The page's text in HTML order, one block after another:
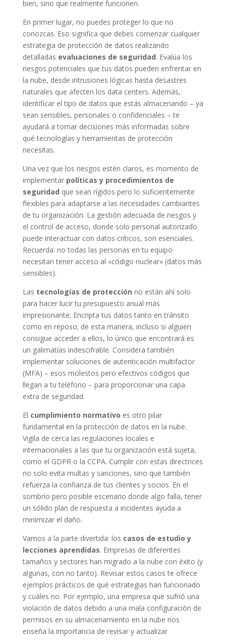
bien, sino que realmente funcionen.
En primer lugar, no puedes proteger lo que no
conozcas. Eso significa que debes comenzar cualquier
estrategia de protección de datos realizando
detalladas evaluaciones de seguridad. Evalúa los
riesgos potenciales que tus datos pueden enfrentar en
la nube, desde intrusiones lógicas hasta desastres
naturales que afecten los data centers. Además,
identificar el tipo de datos que estás almacenando – ya
sean sensibles, personales o confidenciales – te
ayudará a tomar decisiones más informadas sobre
qué tecnologías y herramientas de protección
necesitas.
Una vez que los riesgos estén claros, es momento de
implementar políticas y procedimientos de
seguridad que sean rígidos pero lo suficientemente
flexibles para adaptarse a las necesidades cambiantes
de tu organización. La gestión adecuada de riesgos y
el control de acceso, donde solo personal autorizado
puede interactuar con datos críticos, son esenciales.
Recuerda: no todas las personas en tu equipo
necesitan tener acceso al «código nuclear» (datos más
sensibles).
Las tecnologías de protección no están ahí solo
para hacer lucir tu presupuesto anual más
impresionante. Encripta tus datos tanto en tránsito
como en reposo; de esta manera, incluso si alguien
consigue acceder a ellos, lo único que encontrará es
un galimatías indescifrable. Considera también
implementar soluciones de autenticación multifactor
(MFA) – esos molestos pero efectivos códigos que
llegan a tu teléfono – para proporcionar una capa
extra de seguridad.
El cumplimiento normativo es otro pilar
fundamental en la protección de datos en la nube.
Vigila de cerca las regulaciones locales e
internacionales a las que tu organización está sujeta,
como el GDPR o la CCPA. Cumplir con estas directrices
no solo evita multas y sanciones, sino que también
refuerza la confianza de tus clientes y socios. En el
sombrío pero posible escenario donde algo falla, tener
un sólido plan de respuesta a incidentes ayuda a
minimizar el daño.
Vamos a la parte divertida: los casos de estudio y
lecciones aprendidas. Empresas de diferentes
tamaños y sectores han migrado a la nube con éxito (y
algunas, con no tanto). Revisar estos casos te ofrece
ejemplos prácticos de qué estrategias han funcionado
y cuáles no. Por ejemplo, una empresa que sufrió una
violación de datos debido a una mala configuración de
permisos en su almacenamiento en la nube nos
enseña la importancia de revisar y actualizar